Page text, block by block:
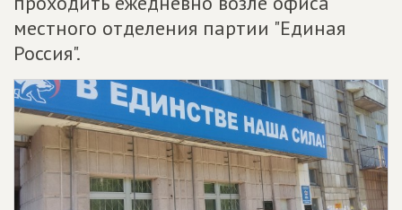
местного отделения партии "Единая
Россия".